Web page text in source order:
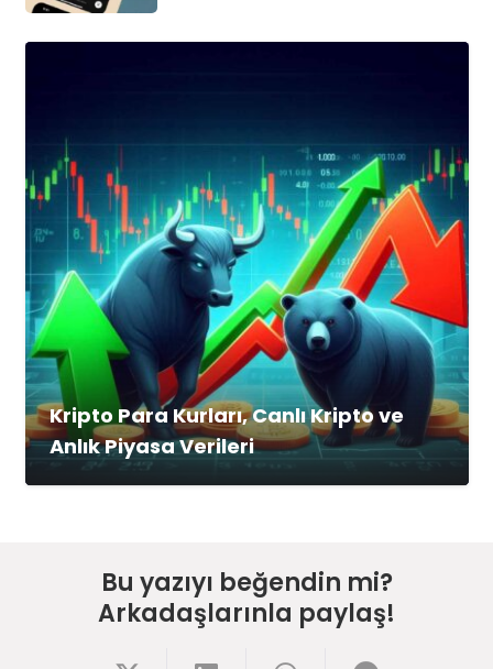
Kripto Para Kurları, Canlı Kripto ve
Anlık Piyasa Verileri
Bu yazıyı beğendin mi?
Arkadaşlarınla paylaş!